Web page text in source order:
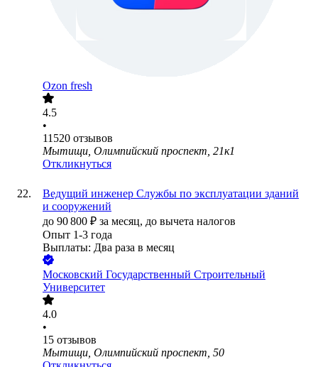
Ozon fresh
4.5
•
11520 отзывов
Мытищи, Олимпийский проспект, 21к1
Откликнуться
Ведущий инженер Службы по эксплуатации зданий
и сооружений
до 90 800 ₽ за месяц, до вычета налогов
Опыт 1-3 года
Выплаты: Два раза в месяц
Московский Государственный Строительный
Университет
4.0
•
15 отзывов
Мытищи, Олимпийский проспект, 50